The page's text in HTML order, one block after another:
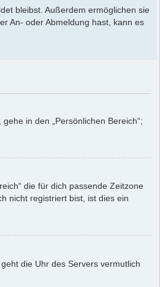
bleibst. Außerdem ermöglichen sie
An- oder Abmeldung hast, kann es
in den „Persönlichen Bereich“;
die für dich passende Zeitzone
nicht registriert bist, ist dies ein
die Uhr des Servers vermutlich